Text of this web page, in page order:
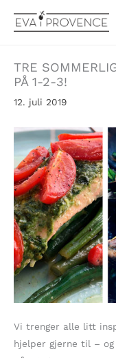
rett
TRE
PÅ 1-2-3!
12. juli 2019
Vi trenger alle litt
hjelper gjerne til –